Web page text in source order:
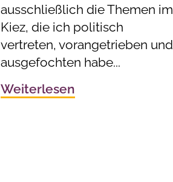
ausschließlich die Themen im
Kiez, die ich politisch
vertreten, vorangetrieben und
ausgefochten habe...
Weiterlesen